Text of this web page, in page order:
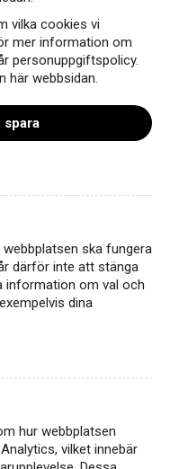
vilka cookies vi
mer information om
personuppgiftspolicy.
här webbsidan.
spara
ska fungera
därför inte att stänga
information om val och
dina
hur webbplatsen
vilket innebär